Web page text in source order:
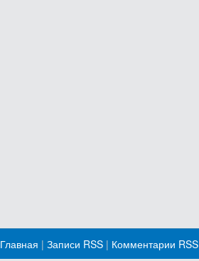
Главная | Записи RSS | Комментарии RSS